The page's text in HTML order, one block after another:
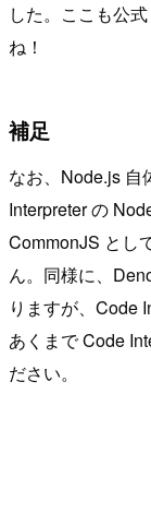
した。ここも公
ね！
補足
なお、Node.js 自
Interpreter の
CommonJS とし
ん。同様に、
りますが、Code
あくまで Code
ださい。